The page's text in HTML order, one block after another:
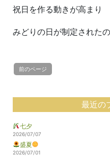
祝日を作る動きが高まり
みどりの日が制定された
前のページ
最近の
七夕
2026/07/07
盛夏
2026/07/01